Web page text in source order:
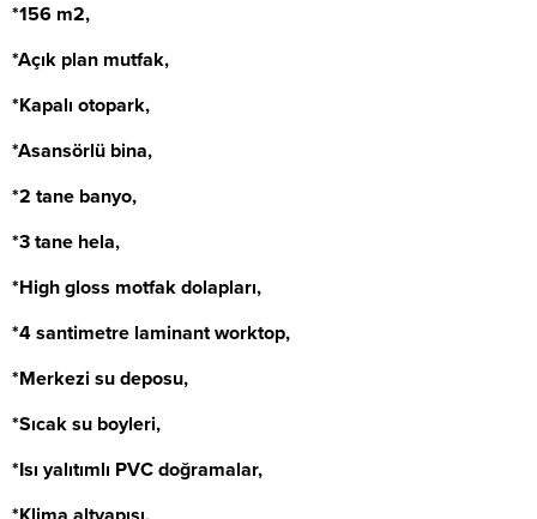
*156 m2,
*Açık plan mutfak,
*Kapalı otopark,
*Asansörlü bina,
*2 tane banyo,
*3 tane hela,
*High gloss motfak dolapları,
*4 santimetre laminant worktop,
*Merkezi su deposu,
*Sıcak su boyleri,
*Isı yalıtımlı PVC doğramalar,